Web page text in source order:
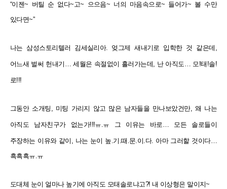
“이젠~ 버틸 순 없다~고~ 으으음~ 너의 마음속으로~ 들어가~ 볼 수만
있다면~”
나는 삼성스토리텔러 김세실리아. 엊그제 새내기로 입학한 것 같은데,
어느새 벌써 헌내기 … 세월은 속절없이 흘러가는데, 난 아직도… 모!태!솔!
로!!!
그동안 소개팅, 미팅 가리지 않고 많은 남자들을 만나보았건만, 왜 나는
아직도 남자친구가 없는가!!!ㅠ.ㅠ 그 이유는 바로… 모든 솔로들이
주장하는 이유와 같이, 나는 눈이 높.기.때.문.이.다. 아마 그러할 것이다…
흑흑흑ㅠ.ㅠ
도대체 눈이 얼마나 높기에 아직도 모태솔로냐고?! 내 이상형은 말이지~